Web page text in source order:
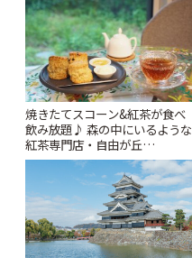
焼きたてスコーン&紅茶が食べ
飲み放題♪ 森の中にいるような
紅茶専門店・自由が丘
「YOTSUBA TEA」でのんびり
時間 | ことりっぷ